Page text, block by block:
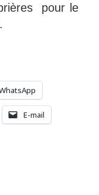
pour le
E-mail